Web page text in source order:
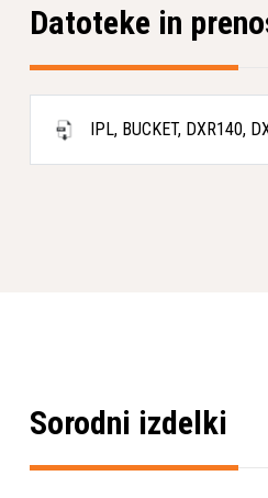
Datoteke in
IPL, BUCKET, DXR140,
Sorodni izdelki